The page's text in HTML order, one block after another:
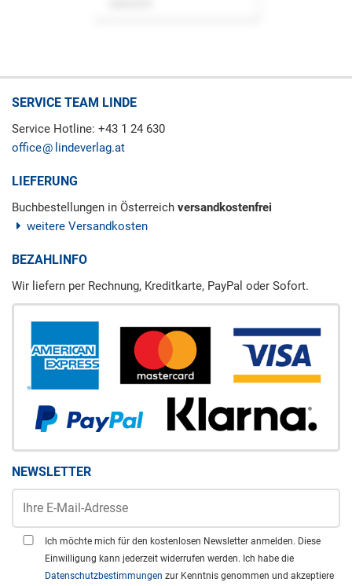
SERVICE TEAM LINDE
Service Hotline: +43 1 24 630
office
lindeverlag.at
LIEFERUNG
Buchbestellungen in Österreich versandkostenfrei
weitere Versandkosten
BEZAHLINFO
Wir liefern per Rechnung, Kreditkarte, PayPal oder Sofort.
NEWSLETTER
Ich möchte mich für den kostenlosen Newsletter anmelden. Diese
Einwilligung kann jederzeit widerrufen werden. Ich habe die
Datenschutzbestimmungen zur Kenntnis genommen und akzeptiere